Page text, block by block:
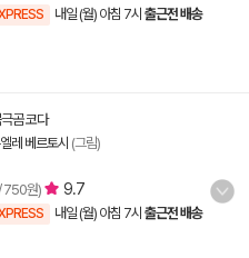
내일 (월) 아침 7시 출근전 배송
곰 코다
레 베르토시 (그림)
750원) 9.7
내일 (월) 아침 7시 출근전 배송